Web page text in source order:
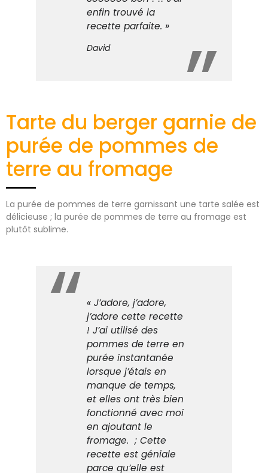
enfin trouvé la
recette parfaite. »
David
Tarte du berger garnie de
purée de pommes de
terre au fromage
La purée de pommes de terre garnissant une tarte salée est
délicieuse ; la purée de pommes de terre au fromage est
plutôt sublime.
« J’adore, j’adore,
j’adore cette recette
! J’ai utilisé des
pommes de terre en
purée instantanée
lorsque j’étais en
manque de temps,
et elles ont très bien
fonctionné avec moi
en ajoutant le
fromage. ; Cette
recette est géniale
parce qu’elle est